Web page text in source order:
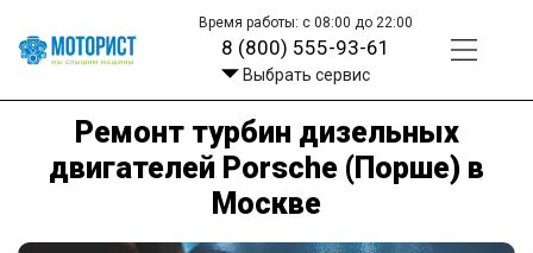
Время работы: с 08:00 до 22:00
8 (800) 555-93-61
Выбрать сервис
Ремонт турбин дизельных
двигателей Porsche (Порше) в
Москве